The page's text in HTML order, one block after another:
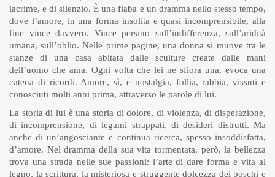
lacrime, e di silenzio. È una fiaba e un dramma nello stesso tempo,
dove l’amore, in una forma insolita e quasi incomprensibile, alla
fine vince davvero. Vince persino sull’indifferenza, sull’aridità
umana, sull’oblio. Nelle prime pagine, una donna si muove tra le
stanze di una casa abitata dalle sculture create dalle mani
dell’uomo che ama. Ogni volta che lei ne sfiora una, evoca una
catena di ricordi. Amore, sì, e nostalgia, follia, rabbia, vissuti e
conosciuti molti anni prima, attraverso le parole di lui.
La storia di lui è una storia di dolore, di violenza, di disperazione,
di incomprensione, di legami strappati, di desideri distrutti. Ma
anche di un’angosciante e continua ricerca, spesso insoddisfatta,
d’amore. Nel dramma della sua vita tormentata, però, la bellezza
trova una strada nelle sue passioni: l’arte di dare forma e vita al
legno, la scrittura, la misteriosa e struggente dolcezza dei boschi e